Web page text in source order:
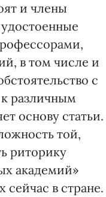
и члены
в том числе и
с
различным
основу статьи.
той,
риторику
академий»
сейчас в стране.